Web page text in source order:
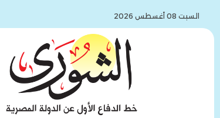
السبت 08 أغسطس 2026